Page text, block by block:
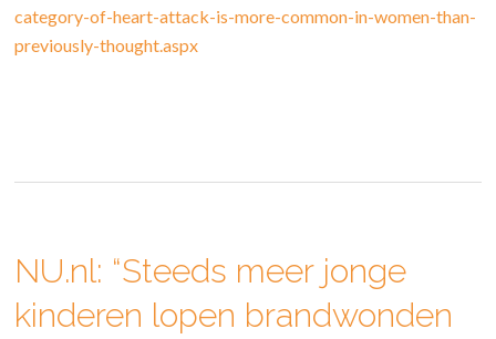
category-of-heart-attack-is-more-common-in-women-than-
previously-thought.aspx
NU.nl: “Steeds meer jonge
kinderen lopen brandwonden